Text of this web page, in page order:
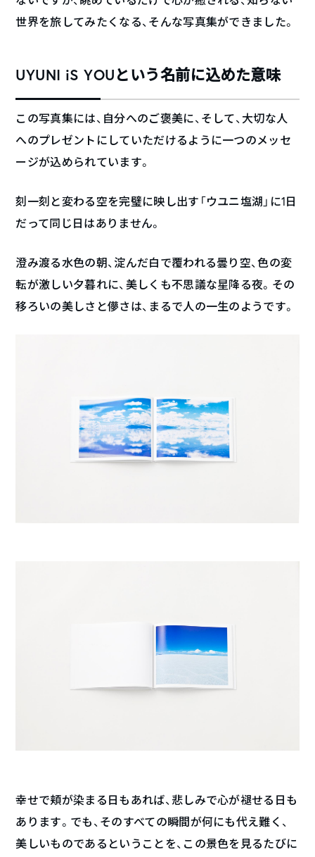
世界を旅してみたくなる、そんな写真集ができました。
UYUNI iS YOUという名前に込めた意味
この写真集には、自分へのご褒美に、そして、大切な人
へのプレゼントにしていただけるように一つのメッセ
ージが込められています。
刻一刻と変わる空を完璧に映し出す「ウユニ塩湖」に1日
だって同じ日はありません。
澄み渡る水色の朝、淀んだ白で覆われる曇り空、色の変
転が激しい夕暮れに、美しくも不思議な星降る夜。その
移ろいの美しさと儚さは、まるで人の一生のようです。
幸せで頬が染まる日もあれば、悲しみで心が褪せる日も
あります。でも、そのすべての瞬間が何にも代え難く、
美しいものであるということを、この景色を見るたびに